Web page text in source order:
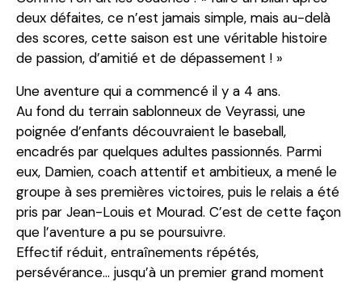
deux défaites, ce n’est jamais simple, mais au-delà
des scores, cette saison est une véritable histoire
de passion, d’amitié et de dépassement ! »
Une aventure qui a commencé il y a 4 ans.
Au fond du terrain sablonneux de Veyrassi, une
poignée d’enfants découvraient le baseball,
encadrés par quelques adultes passionnés. Parmi
eux, Damien, coach attentif et ambitieux, a mené le
groupe à ses premières victoires, puis le relais a été
pris par Jean-Louis et Mourad. C’est de cette façon
que l’aventure a pu se poursuivre.
Effectif réduit, entraînements répétés,
persévérance… jusqu’à un premier grand moment